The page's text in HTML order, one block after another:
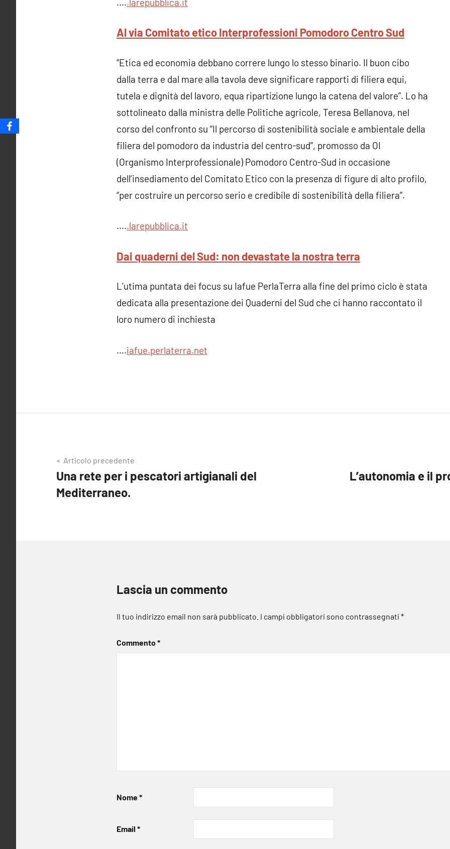
Al via Comitato etico Interprofessioni Pomodoro Centro Sud
“Etica ed economia debbano correre lungo lo stesso binario. Il buon cibo
dalla terra e dal mare alla tavola deve significare rapporti di filiera equi,
tutela e dignità del lavoro, equa ripartizione lungo la catena del valore”. Lo ha
sottolineato dalla ministra delle Politiche agricole, Teresa Bellanova, nel
corso del confronto su “Il percorso di sostenibilità sociale e ambientale della
filiera del pomodoro da industria del centro-sud”, promosso da OI
(Organismo Interprofessionale) Pomodoro Centro-Sud in occasione
dell’insediamento del Comitato Etico con la presenza di figure di alto profilo,
“per costruire un percorso serio e credibile di sostenibilità della filiera”.
…..larepubblica.it
Dai quaderni del Sud: non devastate la nostra terra
L’utima puntata dei focus su Iafue PerlaTerra alla fine del primo ciclo è stata
dedicata alla presentazione dei Quaderni del Sud che ci hanno raccontato il
loro numero di inchiesta
….iafue.perlaterra.net
Navigazione
articoli
Articolo precedente
Una rete per i pescatori artigianali del
Mediterraneo.
L’autonomia e il
Lascia un commento
Il tuo indirizzo email non sarà pubblicato. I campi obbligatori sono contrassegnati *
Commento*
Nome*
Email *